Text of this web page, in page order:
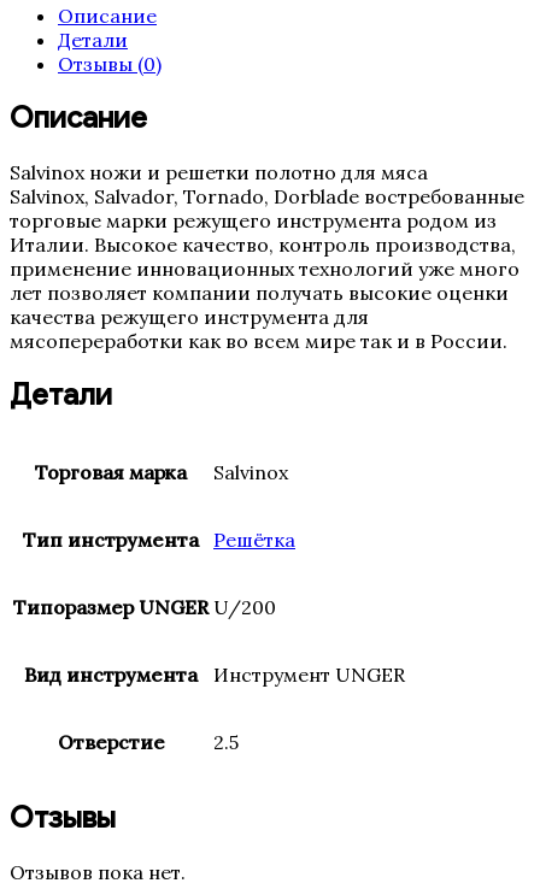
U/200
Salvinox-
Salvador
мм)
Описание
Детали
Отзывы (0)
Описание
Salvinox ножи и решетки полотно для мяса
Salvinox, Salvador, Tornado, Dorblade востребованные
торговые марки режущего инструмента родом из
Италии. Высокое качество, контроль производства,
применение инновационных технологий уже много
лет позволяет компании получать высокие оценки
качества режущего инструмента для
мясопереработки как во всем мире так и в России.
Детали
Торговая марка Salvinox
Тип инструмента Решётка
Типоразмер UNGER U/200
Вид инструмента Инструмент UNGER
Отверстие 2.5
Отзывы
Отзывов пока нет.